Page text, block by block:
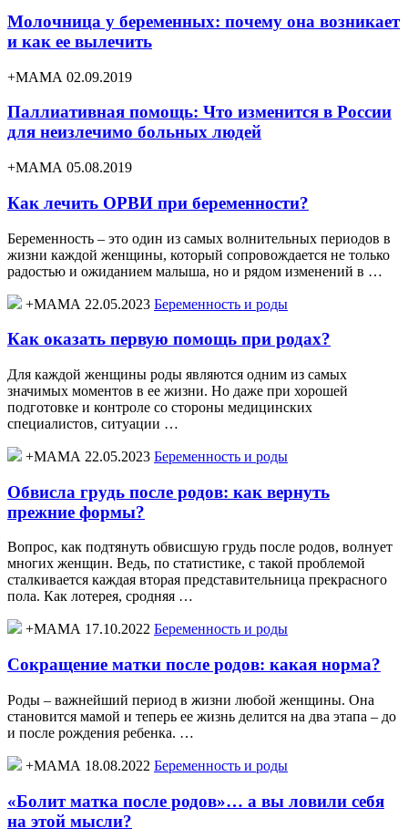
Молочница у беременных: почему она возникает
и как ее вылечить
+МАМА 02.09.2019
Паллиативная помощь: Что изменится в России
для неизлечимо больных людей
+МАМА 05.08.2019
Как лечить ОРВИ при беременности?
Беременность – это один из самых волнительных периодов в
жизни каждой женщины, который сопровождается не только
радостью и ожиданием малыша, но и рядом изменений в …
+МАМА 22.05.2023 Беременность и роды
Как оказать первую помощь при родах?
Для каждой женщины роды являются одним из самых
значимых моментов в ее жизни. Но даже при хорошей
подготовке и контроле со стороны медицинских
специалистов, ситуации …
+МАМА 22.05.2023 Беременность и роды
Обвисла грудь после родов: как вернуть
прежние формы?
Вопрос, как подтянуть обвисшую грудь после родов, волнует
многих женщин. Ведь, по статистике, с такой проблемой
сталкивается каждая вторая представительница прекрасного
пола. Как лотерея, сродняя …
+МАМА 17.10.2022 Беременность и роды
Сокращение матки после родов: какая норма?
Роды – важнейший период в жизни любой женщины. Она
становится мамой и теперь ее жизнь делится на два этапа – до
и после рождения ребенка. …
+МАМА 18.08.2022 Беременность и роды
«Болит матка после родов»… а вы ловили себя
на этой мысли?